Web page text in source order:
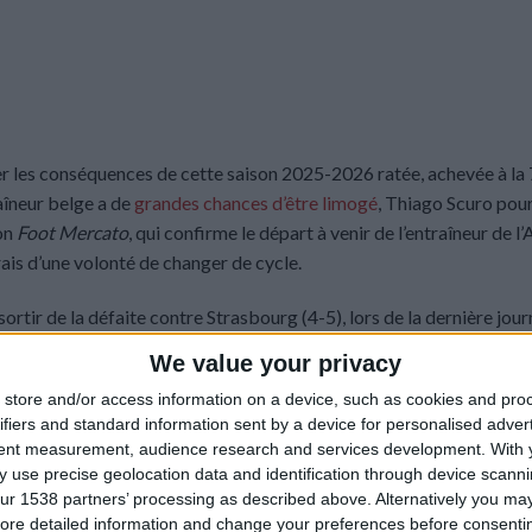
We value your privacy
store and/or access information on a device, such as cookies and
and standard information sent by a device for personalised
measurement, audience research and services development. With
use precise geolocation data and identification through device
1538 partners’ processing as described above. Alternatively you
detailed information and change your preferences before
conséquences de cette saison 2025-2026 ratée, achevée à la
belge a de grandes chances d’être limogé, Thiago Scuro
Foot Mercato, qui confirme le départ à venir de l’entraîneur de
d’une volonté de changer de cycle.
de la défaite contre Strasbourg (4-5), lors de la dernière
par ce besoin de renouvellement. D’autant que lors des
pâti
des mauvais résultats durant la saison et d’un changement
en puissance de Carlos Avina en interne. Pour ce dernier, il n’a